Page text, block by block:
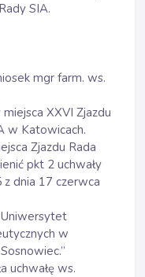
SIA.
mgr farm. ws.
XXVI Zjazdu
w Katowicach.
Zjazdu Rada
pkt 2 uchwały
dnia 17 czerwca
Uniwersytet
w
uchwałę ws.